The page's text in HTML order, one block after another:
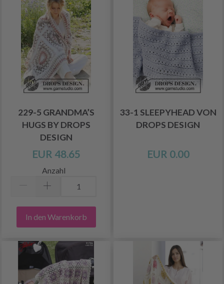
229-5 GRANDMA’S
HUGS BY DROPS
DESIGN
EUR 48.65
Anzahl
In den Warenkorb
33-1 SLEEPYHEAD VON
DROPS DESIGN
EUR 0.00